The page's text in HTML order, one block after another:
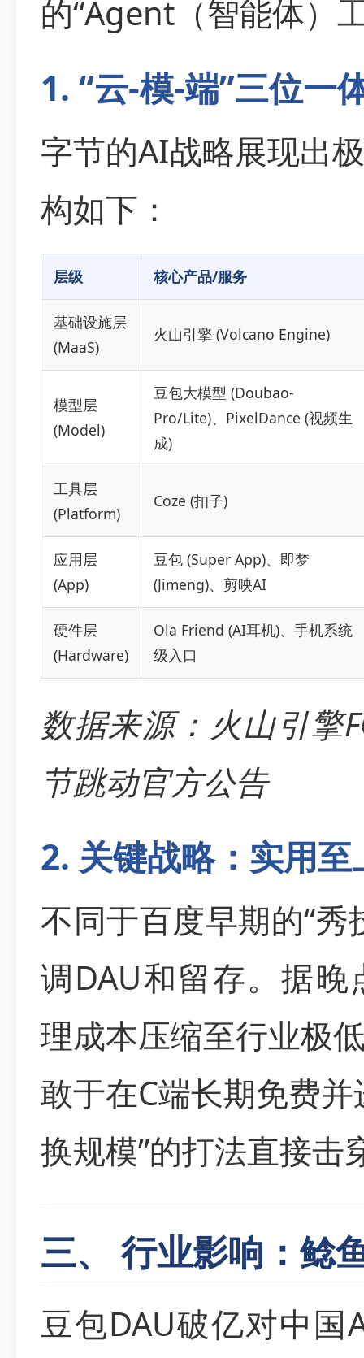
的“Agent（智能体）
1. “云-模-端”三位一
字节的AI战略展现出
构如下：
层级 核心产品/服务
基础设施层
(MaaS)
火山引擎 (Volcano Engine)
模型层
(Model)
豆包大模型 (Doubao-
Pro/Lite)、PixelDance (视频生
成)
工具层
(Platform)
Coze (扣子)
应用层
(App)
豆包 (Super App)、即梦
(Jimeng)、剪映AI
硬件层
(Hardware)
Ola Friend (AI耳机)、手机系统
级入口
数据来源：火山引擎
节跳动官方公告
2. 关键战略：实用
不同于百度早期的“
调DAU和留存。据
理成本压缩至行业极
敢于在C端长期免费
换规模”的打法直接
三、 行业影响：鲶
豆包DAU破亿对中